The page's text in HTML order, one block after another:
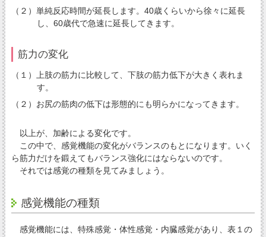
（２）単純反応時間が延長します。40歳くらいから徐々に延長
し、60歳代で急速に延長してきます。
筋力の変化
（１）上肢の筋力に比較して、下肢の筋力低下が大きく表れま
す。
（２）お尻の筋肉の低下は形態的にも明らかになってきます。
以上が、加齢による変化です。
この中で、感覚機能の変化がバランスのもとになります。いく
ら筋力だけを鍛えてもバランス強化にはならないのです。
それでは感覚の種類を見てみましょう。
感覚機能の種類
感覚機能には、特殊感覚・体性感覚・内臓感覚があり、表１の